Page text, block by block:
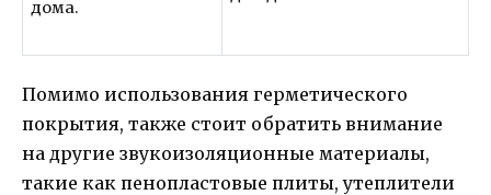
дома.
Помимо использования герметического
покрытия, также стоит обратить внимание
на другие звукоизоляционные материалы,
такие как пенопластовые плиты, утеплители